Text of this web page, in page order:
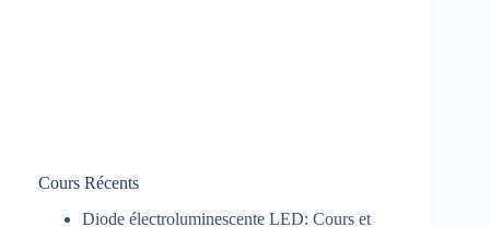
Cours Récents
Diode électroluminescente LED: Cours et